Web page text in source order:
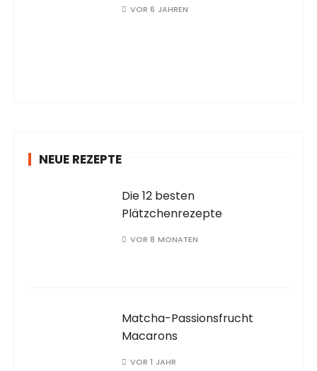
VOR 6 JAHREN
NEUE REZEPTE
Die 12 besten
Plätzchenrezepte
VOR 8 MONATEN
Matcha-Passionsfrucht
Macarons
VOR 1 JAHR